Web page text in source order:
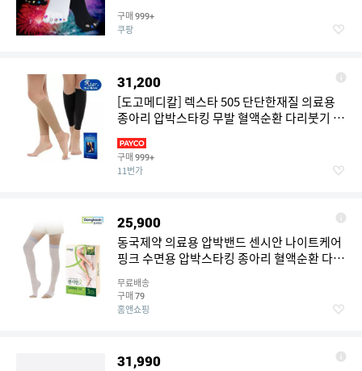
구매 999+
쿠팡
31,200
[도고메디칼] 렉스타 505 단단한재질 의료용
종아리 압박스타킹 무발 혈액순환 다리붓기 완
화
구매 999+
11번가
25,900
동국제약 의료용 압박밴드 센시안 나이트케어
핑크 수면용 압박스타킹 종아리 혈액순환 다리
붓기
무료배송
구매 79
홈앤쇼핑
31,990